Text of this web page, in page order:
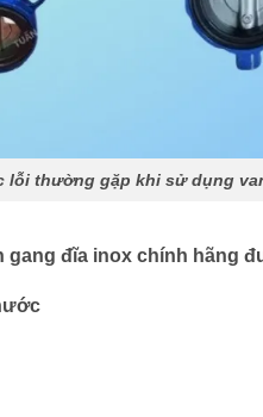
lỗi thường gặp khi sử dụng
gang đĩa inox chính hãng